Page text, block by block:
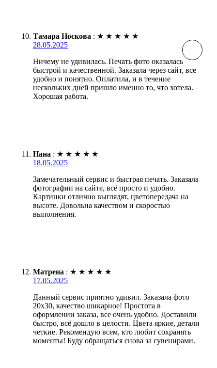
Тамара Носкова : ★ ★ ★ ★ ★
28.05.2025
Ничему не удивилась. Печать фото оказалась
быстрой и качественной. Заказала через сайт, все
удобно и понятно. Оплатила, и в течение
нескольких дней пришло именно то, что хотела.
Хорошая работа.
Нана : ★ ★ ★ ★ ★
18.05.2025
Замечательный сервис и быстрая печать. Заказала
фотографии на сайте, всё просто и удобно.
Картинки отлично выглядят, цветопередача на
высоте. Довольна качеством и скоростью
выполнения.
Матрена : ★ ★ ★ ★ ★
17.05.2025
Данный сервис приятно удивил. Заказала фото
20х30, качество шикарное! Простота в
оформлении заказа, все очень удобно. Доставили
быстро, всё дошло в целости. Цвета яркие, детали
четкие. Рекомендую всем, кто любит сохранять
моменты! Буду обращаться снова за сувенирами.